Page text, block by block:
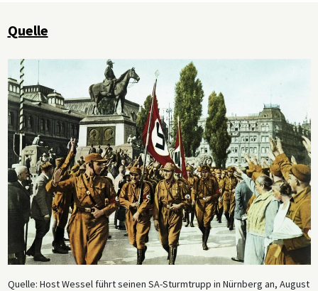
Quelle
Quelle: Host Wessel führt seinen SA-Sturmtrupp in Nürnberg an, August